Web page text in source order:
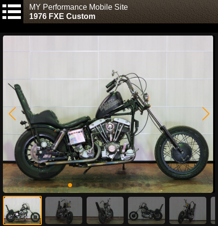
MY Performance Mobile Site
1976 FXE Custom